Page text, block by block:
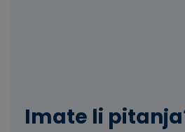
Imate li